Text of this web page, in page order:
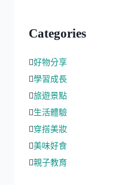
Categories
好物分享
學習成長
旅遊景點
生活體驗
穿搭美妝
美味好食
親子教育